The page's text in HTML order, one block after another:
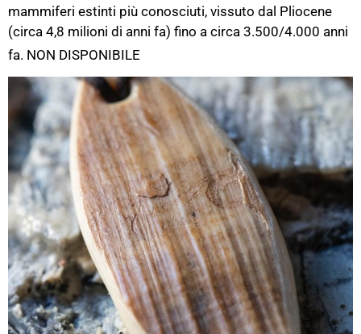
mammiferi estinti più conosciuti, vissuto dal Pliocene
(circa 4,8 milioni di anni fa) fino a circa 3.500/4.000 anni
fa. NON DISPONIBILE